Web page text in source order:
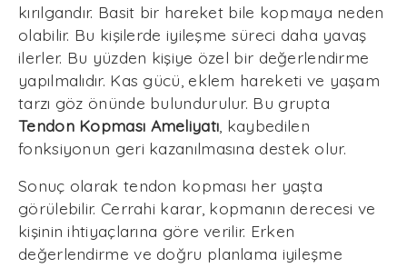
kırılgandır. Basit bir hareket bile kopmaya neden
olabilir. Bu kişilerde iyileşme süreci daha yavaş
ilerler. Bu yüzden kişiye özel bir değerlendirme
yapılmalıdır. Kas gücü, eklem hareketi ve yaşam
tarzı göz önünde bulundurulur. Bu grupta
Tendon Kopması Ameliyatı , kaybedilen
fonksiyonun geri kazanılmasına destek olur.
Sonuç olarak tendon kopması her yaşta
görülebilir. Cerrahi karar, kopmanın derecesi ve
kişinin ihtiyaçlarına göre verilir. Erken
değerlendirme ve doğru planlama iyileşme